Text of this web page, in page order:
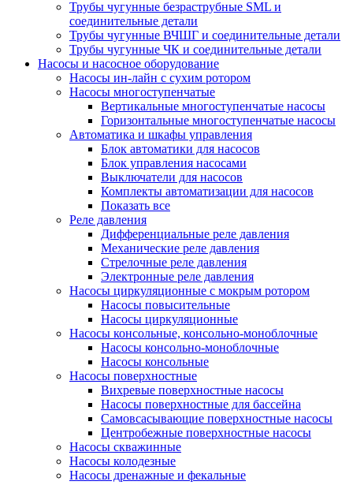
Трубы чугунные безраструбные SML и
соединительные детали
Трубы чугунные ВЧШГ и соединительные детали
Трубы чугунные ЧК и соединительные детали
Насосы и насосное оборудование
Насосы ин-лайн с сухим ротором
Насосы многоступенчатые
Вертикальные многоступенчатые насосы
Горизонтальные многоступенчатые насосы
Автоматика и шкафы управления
Блок автоматики для насосов
Блок управления насосами
Выключатели для насосов
Комплекты автоматизации для насосов
Показать все
Реле давления
Дифференциальные реле давления
Механические реле давления
Стрелочные реле давления
Электронные реле давления
Насосы циркуляционные с мокрым ротором
Насосы повысительные
Насосы циркуляционные
Насосы консольные, консольно-моноблочные
Насосы консольно-моноблочные
Насосы консольные
Насосы поверхностные
Вихревые поверхностные насосы
Насосы поверхностные для бассейна
Самовсасывающие поверхностные насосы
Центробежные поверхностные насосы
Насосы скважинные
Насосы колодезные
Насосы дренажные и фекальные